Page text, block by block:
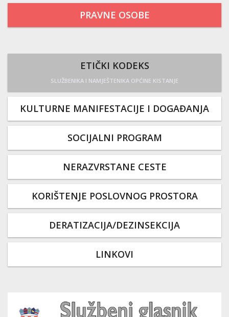
PRAVNE OSOBE
ETIČKI KODEKS
SLUŽBENIKA I NAMJEŠTENIKA OPĆINE KISTANJE
KULTURNE MANIFESTACIJE I DOGAĐANJA
SOCIJALNI PROGRAM
NERAZVRSTANE CESTE
KORIŠTENJE POSLOVNOG PROSTORA
DERATIZACIJA/DEZINSEKCIJA
LINKOVI